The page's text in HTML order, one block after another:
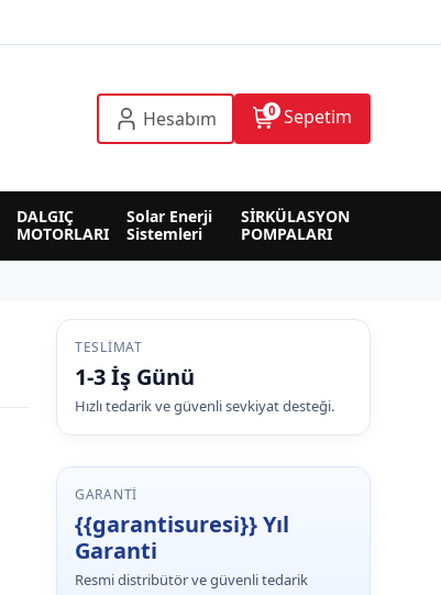
Hesabım 0 Sepetim
DALGIÇ
MOTORLARI
Solar Enerji
Sistemleri
SİRKÜLASYON
POMPALARI
TESLIMAT
1-3 İş Günü
Hızlı tedarik ve güvenli sevkiyat desteği.
GARANTI
{{garantisuresi}} Yıl
Garanti
Resmi distribütör ve güvenli tedarik